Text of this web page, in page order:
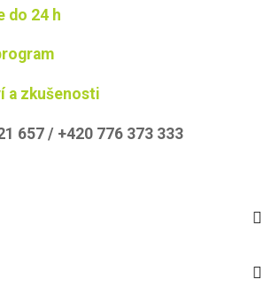
do 24 h
a zkušenosti
657 / +420 776 373 333